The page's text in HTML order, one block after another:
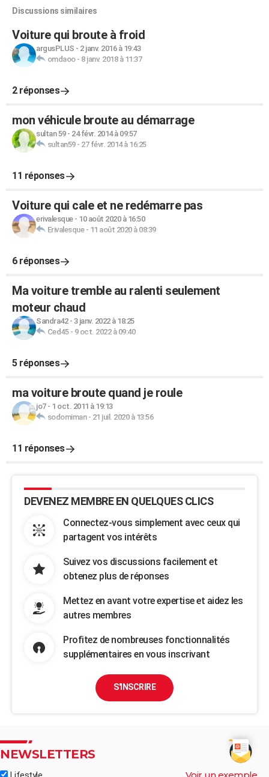
Discussions similaires
Voiture qui broute à froid
argusPLUS - 2 janv. 2016 à 19:43
omdaoo- 8 janv. 2018 à 11:37
2 réponses
mon véhicule broute au démarrage
sultan 59- 24 févr. 2014 à 09:57
sultan59- 27 févr. 2014 à 16:25
11 réponses
Voiture qui cale et ne redémarre pas
erivalesque- 10 août 2020 à 16:50
Erivalesque- 11 août 2020 à 08:39
6 réponses
Ma voiture tremble au ralenti seulement
moteur chaud
Sandra42- 3 janv. 2022 à 18:25
Ced45- 9 oct. 2022 à 09:40
5 réponses
ma voiture broute quand je roule
jo7- 1 oct. 2011 à 19:13
sodomiman- 21 juil. 2020 à 13:56
11 réponses
DEVENEZ MEMBRE EN QUELQUES CLICS
Connectez-vous simplement avec ceux qui
partagent vos intérêts
Suivez vos discussions facilement et
obtenez plus de réponses
Mettez en avant votre expertise et aidez les
autres membres
Profitez de nombreuses fonctionnalités
supplémentaires en vous inscrivant
S'INSCRIRE
NEWSLETTERS